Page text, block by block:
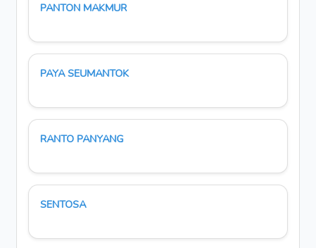
PANTON MAKMUR
PAYA SEUMANTOK
RANTO PANYANG
SENTOSA